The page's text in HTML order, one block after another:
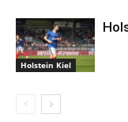
Holstein Kiel